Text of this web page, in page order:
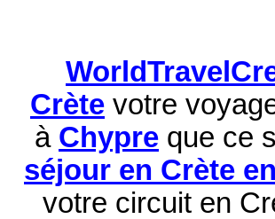
Crète votre
à Chypre que ce
séjour en Crète
votre circuit en